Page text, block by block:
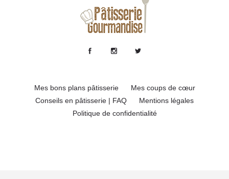
Mes bons plans pâtisserie
Mes coups de cœur
Conseils en pâtisserie | FAQ
Mentions légales
Politique de confidentialité